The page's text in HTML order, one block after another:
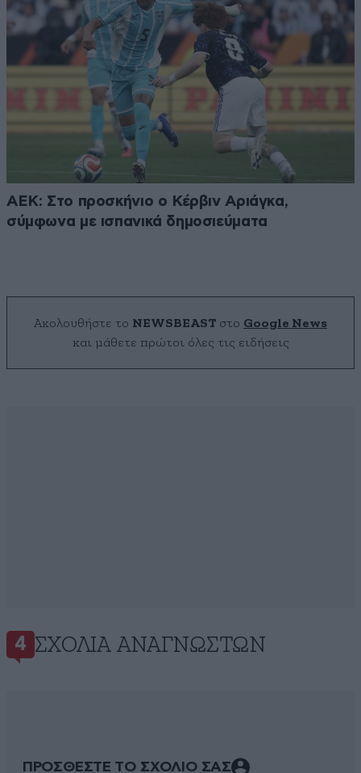
ΑΕΚ: Στο προσκήνιο ο Κέρβιν Αριάγκα,
σύμφωνα με ισπανικά δημοσιεύματα
Ακολουθήστε το NEWSBEAST στο Google News
και μάθετε πρώτοι όλες τις ειδήσεις
4 ΣΧΌΛΙΑ ΑΝΑΓΝΩΣΤΏΝ
ΠΡΟΣΘΕΣΤΕ ΤΟ ΣΧΟΛΙΟ ΣΑΣ